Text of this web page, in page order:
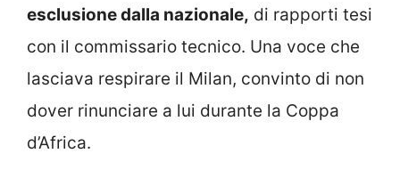
esclusione dalla nazionale, di rapporti tesi
con il commissario tecnico. Una voce che
lasciava respirare il Milan, convinto di non
dover rinunciare a lui durante la Coppa
d’Africa.